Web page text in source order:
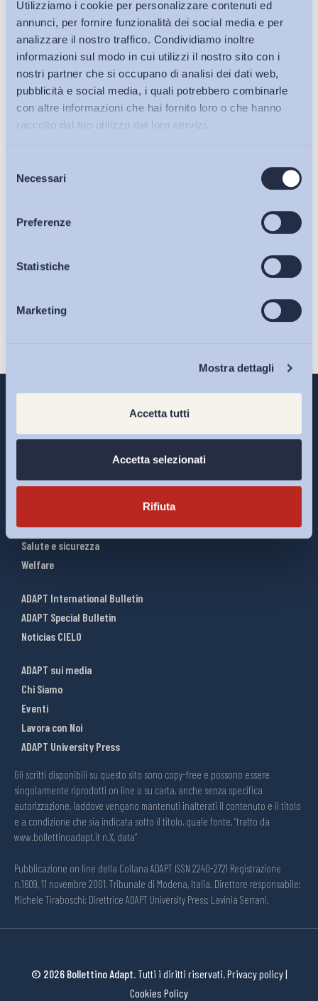
Utilizziamo i cookie per personalizzare contenuti ed
annunci, per fornire funzionalità dei social media e per
analizzare il nostro traffico. Condividiamo inoltre
informazioni sul modo in cui utilizzi il nostro sito con i
nostri partner che si occupano di analisi dei dati web,
pubblicità e social media, i quali potrebbero combinarle
con altre informazioni che hai fornito loro o che hanno
raccolto dal tuo utilizzo dei loro servizi.
delNecessari
Preferenze
Statistiche
Marketing
Mostra dettagli
Accetta tutti
Accetta selezionati
Rifiuta
Bollettini ADAPT
Articoli
Osservatori
Eventi
Ho letto e Accetto il trattamento dei dati personali descritti
Riforme del lavoro
Relazioni industriali
Salute e sicurezza
Welfare
ADAPT International Bulletin
ADAPT Special Bulletin
Noticias CIELO
ADAPT sui media
Chi Siamo
Eventi
Lavora con Noi
ADAPT University Press
Gli scritti disponibili su questo sito sono copy-free e possono essere
singolarmente riprodotti on line o su carta, anche senza specifica
autorizzazione, laddove vengano mantenuti inalterati il contenuto e il titolo
e a condizione che sia indicata sotto il titolo, quale fonte, “tratto da
www.bollettinoadapt.it n.X, data“
Pubblicazione on line della Collana ADAPT ISSN 2240-2721 Registrazione
n.1609, 11 novembre 2001, Tribunale di Modena, Italia. Direttore responsabile:
Michele Tiraboschi; Direttrice ADAPT University Press: Lavinia Serrani.
© 2026 Bollettino Adapt.Tutti i diritti riservati.Privacy policy|
Cookies Policy